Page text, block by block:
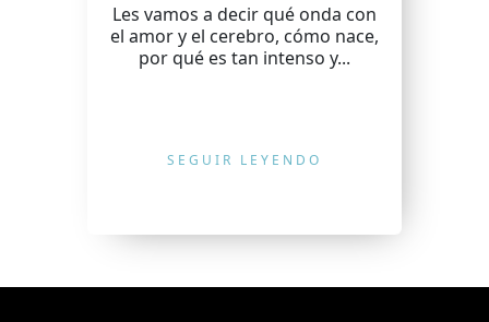
Les vamos a decir qué onda con
el amor y el cerebro, cómo nace,
por qué es tan intenso y...
SEGUIR LEYENDO